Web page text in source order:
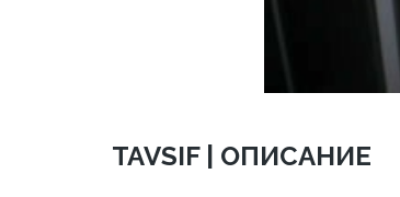
TAVSIF | ОПИСАНИЕ